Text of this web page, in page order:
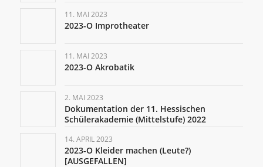
11. MAI 2023
2023-O Improtheater
11. MAI 2023
2023-O Akrobatik
2. MAI 2023
Dokumentation der 11. Hessischen
Schülerakademie (Mittelstufe) 2022
14. APRIL 2023
2023-O Kleider machen (Leute?)
[AUSGEFALLEN]